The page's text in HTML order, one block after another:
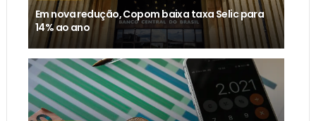
Em nova redução, Copom baixa taxa Selic para
14% ao ano